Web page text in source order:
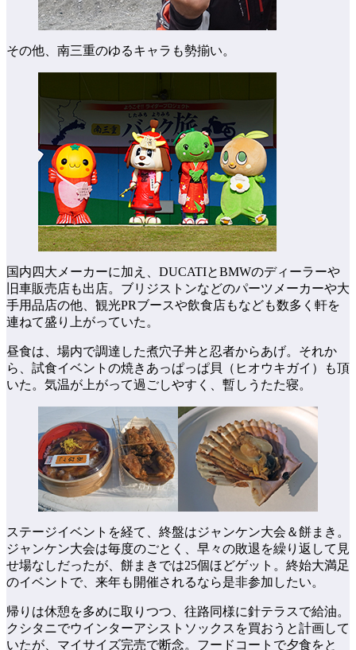
その他、南三重のゆるキャラも勢揃い。
国内四大メーカーに加え、DUCATIとBMWのディーラーや
旧車販売店も出店。ブリジストンなどのパーツメーカーや大
手用品店の他、観光PRブースや飲食店もなども数多く軒を
連ねて盛り上がっていた。
昼食は、場内で調達した煮穴子丼と忍者からあげ。それか
ら、試食イベントの焼きあっぱっぱ貝（ヒオウキガイ）も頂
いた。気温が上がって過ごしやすく、暫しうたた寝。
ステージイベントを経て、終盤はジャンケン大会＆餅まき。
ジャンケン大会は毎度のごとく、早々の敗退を繰り返して見
せ場なしだったが、餅まきでは25個ほどゲット。終始大満足
のイベントで、来年も開催されるなら是非参加したい。
帰りは休憩を多めに取りつつ、往路同様に針テラスで給油。
クシタニでウインターアシストソックスを買おうと計画して
いたが、マイサイズ完売で断念。フードコートで夕食をと